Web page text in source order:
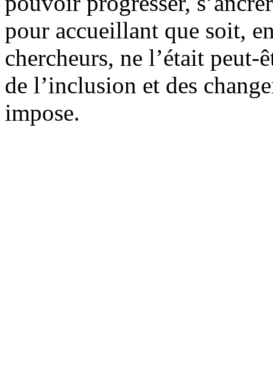
pour accueillant que soit,
chercheurs, ne l’était peut-
de l’inclusion et des
impose.